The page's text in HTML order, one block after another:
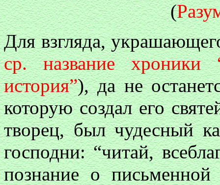
(
Для взгляда,
ср. название хроники
история”), да не
которую создал его
творец, был чудесный
господни: “читай,
познание о письменной